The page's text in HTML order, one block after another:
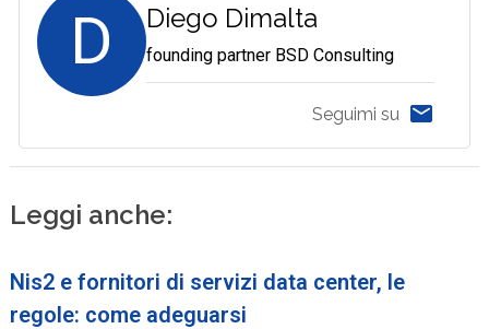
D Diego Dimalta
founding partner BSD Consulting
Seguimi su
Leggi anche:
Nis2 e fornitori di servizi data center, le
regole: come adeguarsi